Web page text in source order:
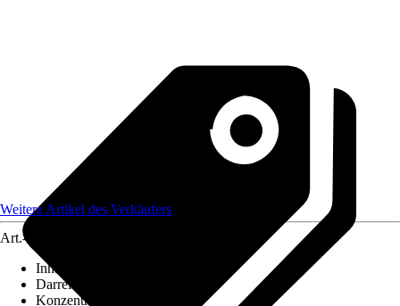
Weitere Artikel des Verkäufers
Art.-Nr.
Inhalt
Darreichungsform
Konzentration